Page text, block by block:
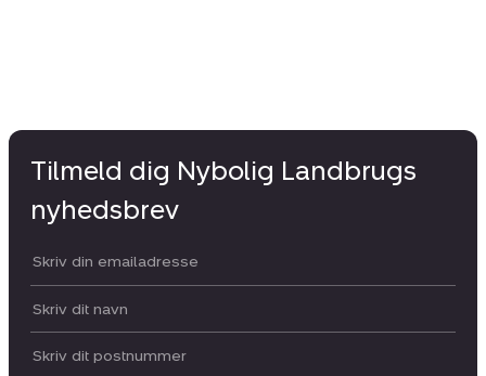
Tilmeld dig Nybolig Landbrugs
nyhedsbrev
Din email:
Dit navn:
Postnummer